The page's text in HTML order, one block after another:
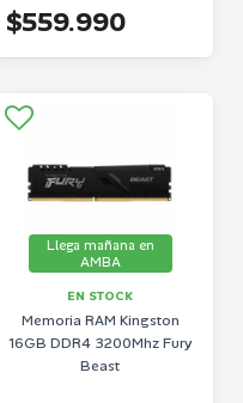
$559.990
Llega mañana en
AMBA
EN STOCK
Memoria RAM Kingston
16GB DDR4 3200Mhz Fury
Beast